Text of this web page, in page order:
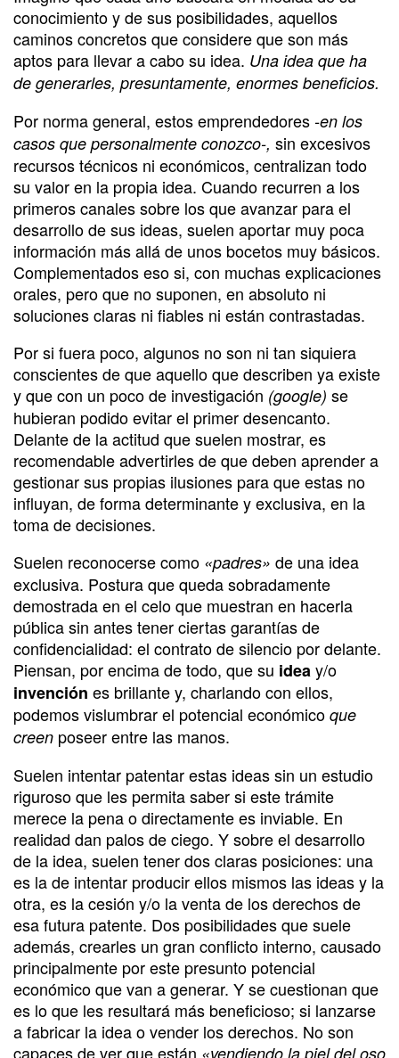
conocimiento y de sus posibilidades, aquellos
caminos concretos que considere que son más
aptos para llevar a cabo su idea. Una idea que ha
de generarles, presuntamente, enormes beneficios.
Por norma general, estos emprendedores -en los
casos que personalmente conozco-, sin excesivos
recursos técnicos ni económicos, centralizan todo
su valor en la propia idea. Cuando recurren a los
primeros canales sobre los que avanzar para el
desarrollo de sus ideas, suelen aportar muy poca
información más allá de unos bocetos muy básicos.
Complementados eso si, con muchas explicaciones
orales, pero que no suponen, en absoluto ni
soluciones claras ni fiables ni están contrastadas.
Por si fuera poco, algunos no son ni tan siquiera
conscientes de que aquello que describen ya existe
y que con un poco de investigación (google) se
hubieran podido evitar el primer desencanto.
Delante de la actitud que suelen mostrar, es
recomendable advertirles de que deben aprender a
gestionar sus propias ilusiones para que estas no
influyan, de forma determinante y exclusiva, en la
toma de decisiones.
Suelen reconocerse como «padres» de una idea
exclusiva. Postura que queda sobradamente
demostrada en el celo que muestran en hacerla
pública sin antes tener ciertas garantías de
confidencialidad: el contrato de silencio por delante.
Piensan, por encima de todo, que su ideay/o
invención es brillante y, charlando con ellos,
podemos vislumbrar el potencial económico que
creen poseer entre las manos.
Suelen intentar patentar estas ideas sin un estudio
riguroso que les permita saber si este trámite
merece la pena o directamente es inviable. En
realidad dan palos de ciego. Y sobre el desarrollo
de la idea, suelen tener dos claras posiciones: una
es la de intentar producir ellos mismos las ideas y la
otra, es la cesión y/o la venta de los derechos de
esa futura patente. Dos posibilidades que suele
además, crearles un gran conflicto interno, causado
principalmente por este presunto potencial
económico que van a generar. Y se cuestionan que
es lo que les resultará más beneficioso; si lanzarse
a fabricar la idea o vender los derechos. No son
capaces de ver que están «vendiendo la piel del oso